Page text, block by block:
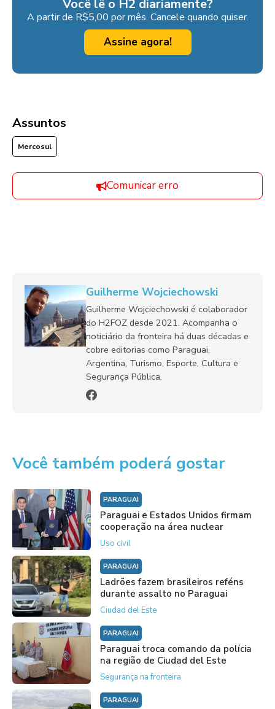
Você lê o H2 diariamente?
A partir de R$5,00 por mês. Cancele quando quiser.
Assine agora!
Assuntos
Mercosul
Comunicar erro
Guilherme Wojciechowski
Guilherme Wojciechowski é colaborador
do H2FOZ desde 2021. Acompanha o
noticiário da fronteira há duas décadas e
cobre editorias como Paraguai,
Argentina, Turismo, Esporte, Cultura e
Segurança Pública.
Você também poderá gostar
PARAGUAI
Paraguai e Estados Unidos firmam
cooperação na área nuclear
Uso civil
PARAGUAI
Ladrões fazem brasileiros reféns
durante assalto no Paraguai
Ciudad del Este
PARAGUAI
Paraguai troca comando da polícia
na região de Ciudad del Este
Segurança na fronteira
PARAGUAI